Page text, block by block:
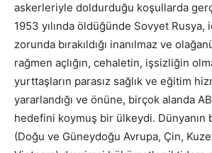
askerleriyle doldurduğu koşullarda
1953 yılında öldüğünde Sovyet
zorunda bırakıldığı inanılmaz ve
rağmen açlığın, cehaletin, işsizliğin
yurttaşların parasız sağlık ve eğitim
yararlandığı ve önüne, birçok alanda
hedefini koymuş bir ülkeydi. Dünyanın
(Doğu ve Güneydoğu Avrupa, Çin,